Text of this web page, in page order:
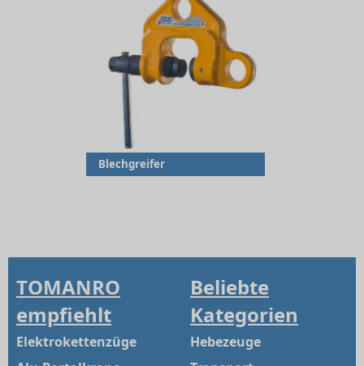
Blechgreifer
TOMANRO
empfiehlt
Elektrokettenzüge
Beliebte
Kategorien
Hebezeuge